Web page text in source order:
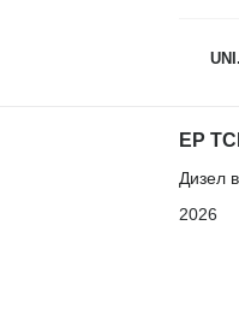
EP
Дизел
2026